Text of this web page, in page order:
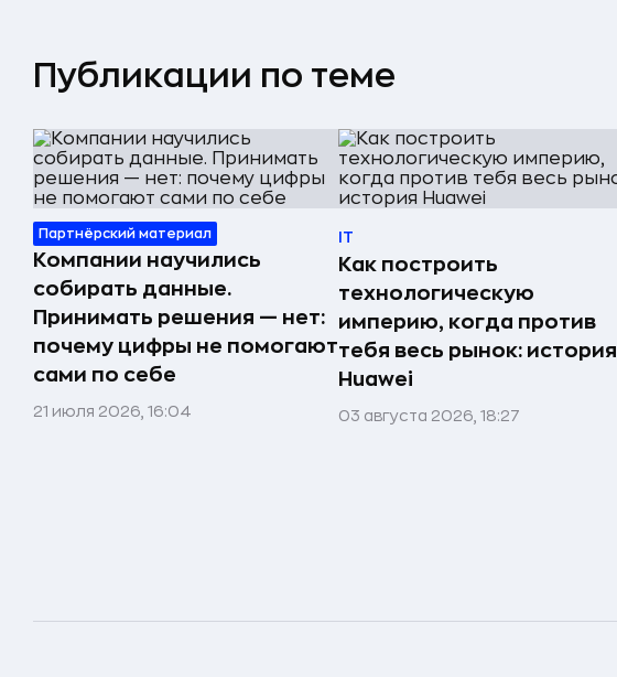
Публикации по теме
Партнёрский материал
Компании научились
собирать данные.
Принимать решения — нет:
почему цифры не помогают
сами по себе
21 июля 2026, 16:04
IT
Как построить
технологическую
империю, когда против
тебя весь рынок: история
Huawei
03 августа 2026, 18:27